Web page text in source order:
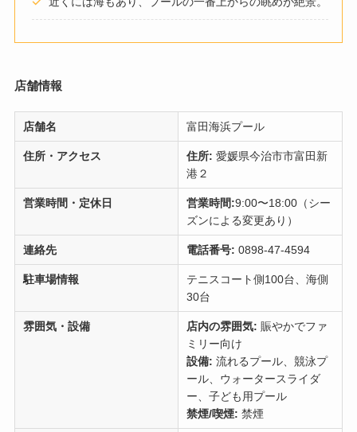
店舗情報
店舗名 富田海浜プール
住所・アクセス 住所: 愛媛県今治市市富田新
港２
営業時間・定休日 営業時間:9:00〜18:00（シー
ズンによる変更あり）
連絡先 電話番号: 0898-47-4594
駐車場情報
テニスコート側100台、海側
30台
雰囲気・設備 店内の雰囲気: 賑やかでファ
ミリー向け
設備: 流れるプール、競泳プ
ール、ウォータースライダ
ー、子ども用プール
禁煙/喫煙: 禁煙